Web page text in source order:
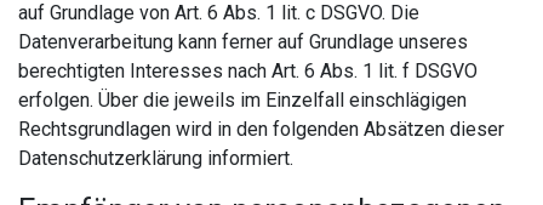
auf Grundlage von Art. 6 Abs. 1 lit. c DSGVO. Die
Datenverarbeitung kann ferner auf Grundlage unseres
berechtigten Interesses nach Art. 6 Abs. 1 lit. f DSGVO
erfolgen. Über die jeweils im Einzelfall einschlägigen
Rechtsgrundlagen wird in den folgenden Absätzen dieser
Datenschutzerklärung informiert.